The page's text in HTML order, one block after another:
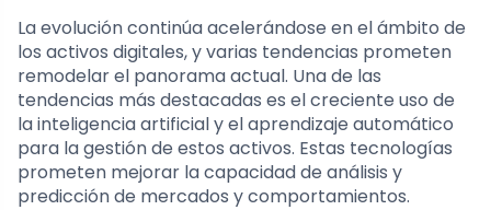
La evolución continúa acelerándose en el ámbito de
los activos digitales, y varias tendencias prometen
remodelar el panorama actual. Una de las
tendencias más destacadas es el creciente uso de
la inteligencia artificial y el aprendizaje automático
para la gestión de estos activos. Estas tecnologías
prometen mejorar la capacidad de análisis y
predicción de mercados y comportamientos.